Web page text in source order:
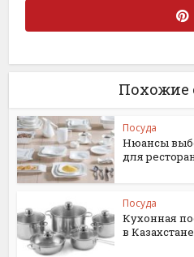
Похожие
Посуда
Нюансы
для
Посуда
Кухонная
в Казахстане